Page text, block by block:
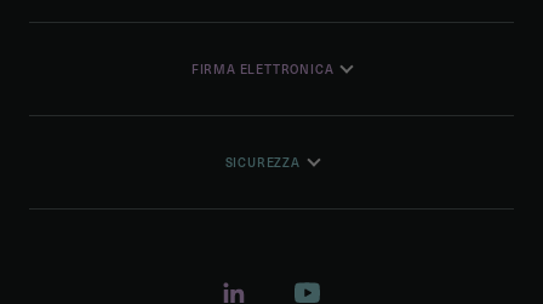
FIRMA ELETTRONICA
SICUREZZA